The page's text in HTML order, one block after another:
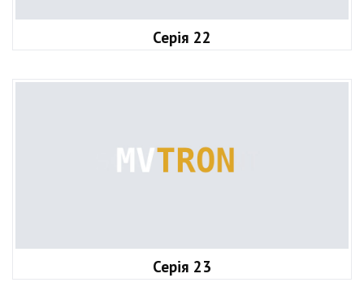
Серія 22
Серія 23